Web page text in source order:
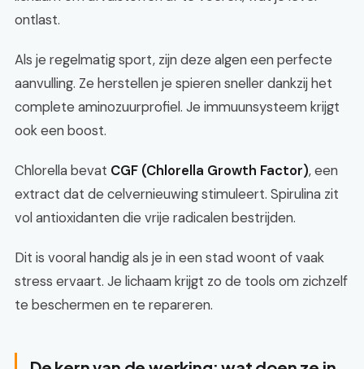
ontlast.
Als je regelmatig sport, zijn deze algen een perfecte
aanvulling. Ze herstellen je spieren sneller dankzij het
complete aminozuurprofiel. Je immuunsysteem krijgt
ook een boost.
Chlorella bevat CGF (Chlorella Growth Factor), een
extract dat de celvernieuwing stimuleert. Spirulina zit
vol antioxidanten die vrije radicalen bestrijden.
Dit is vooral handig als je in een stad woont of vaak
stress ervaart. Je lichaam krijgt zo de tools om zichzelf
te beschermen en te repareren.